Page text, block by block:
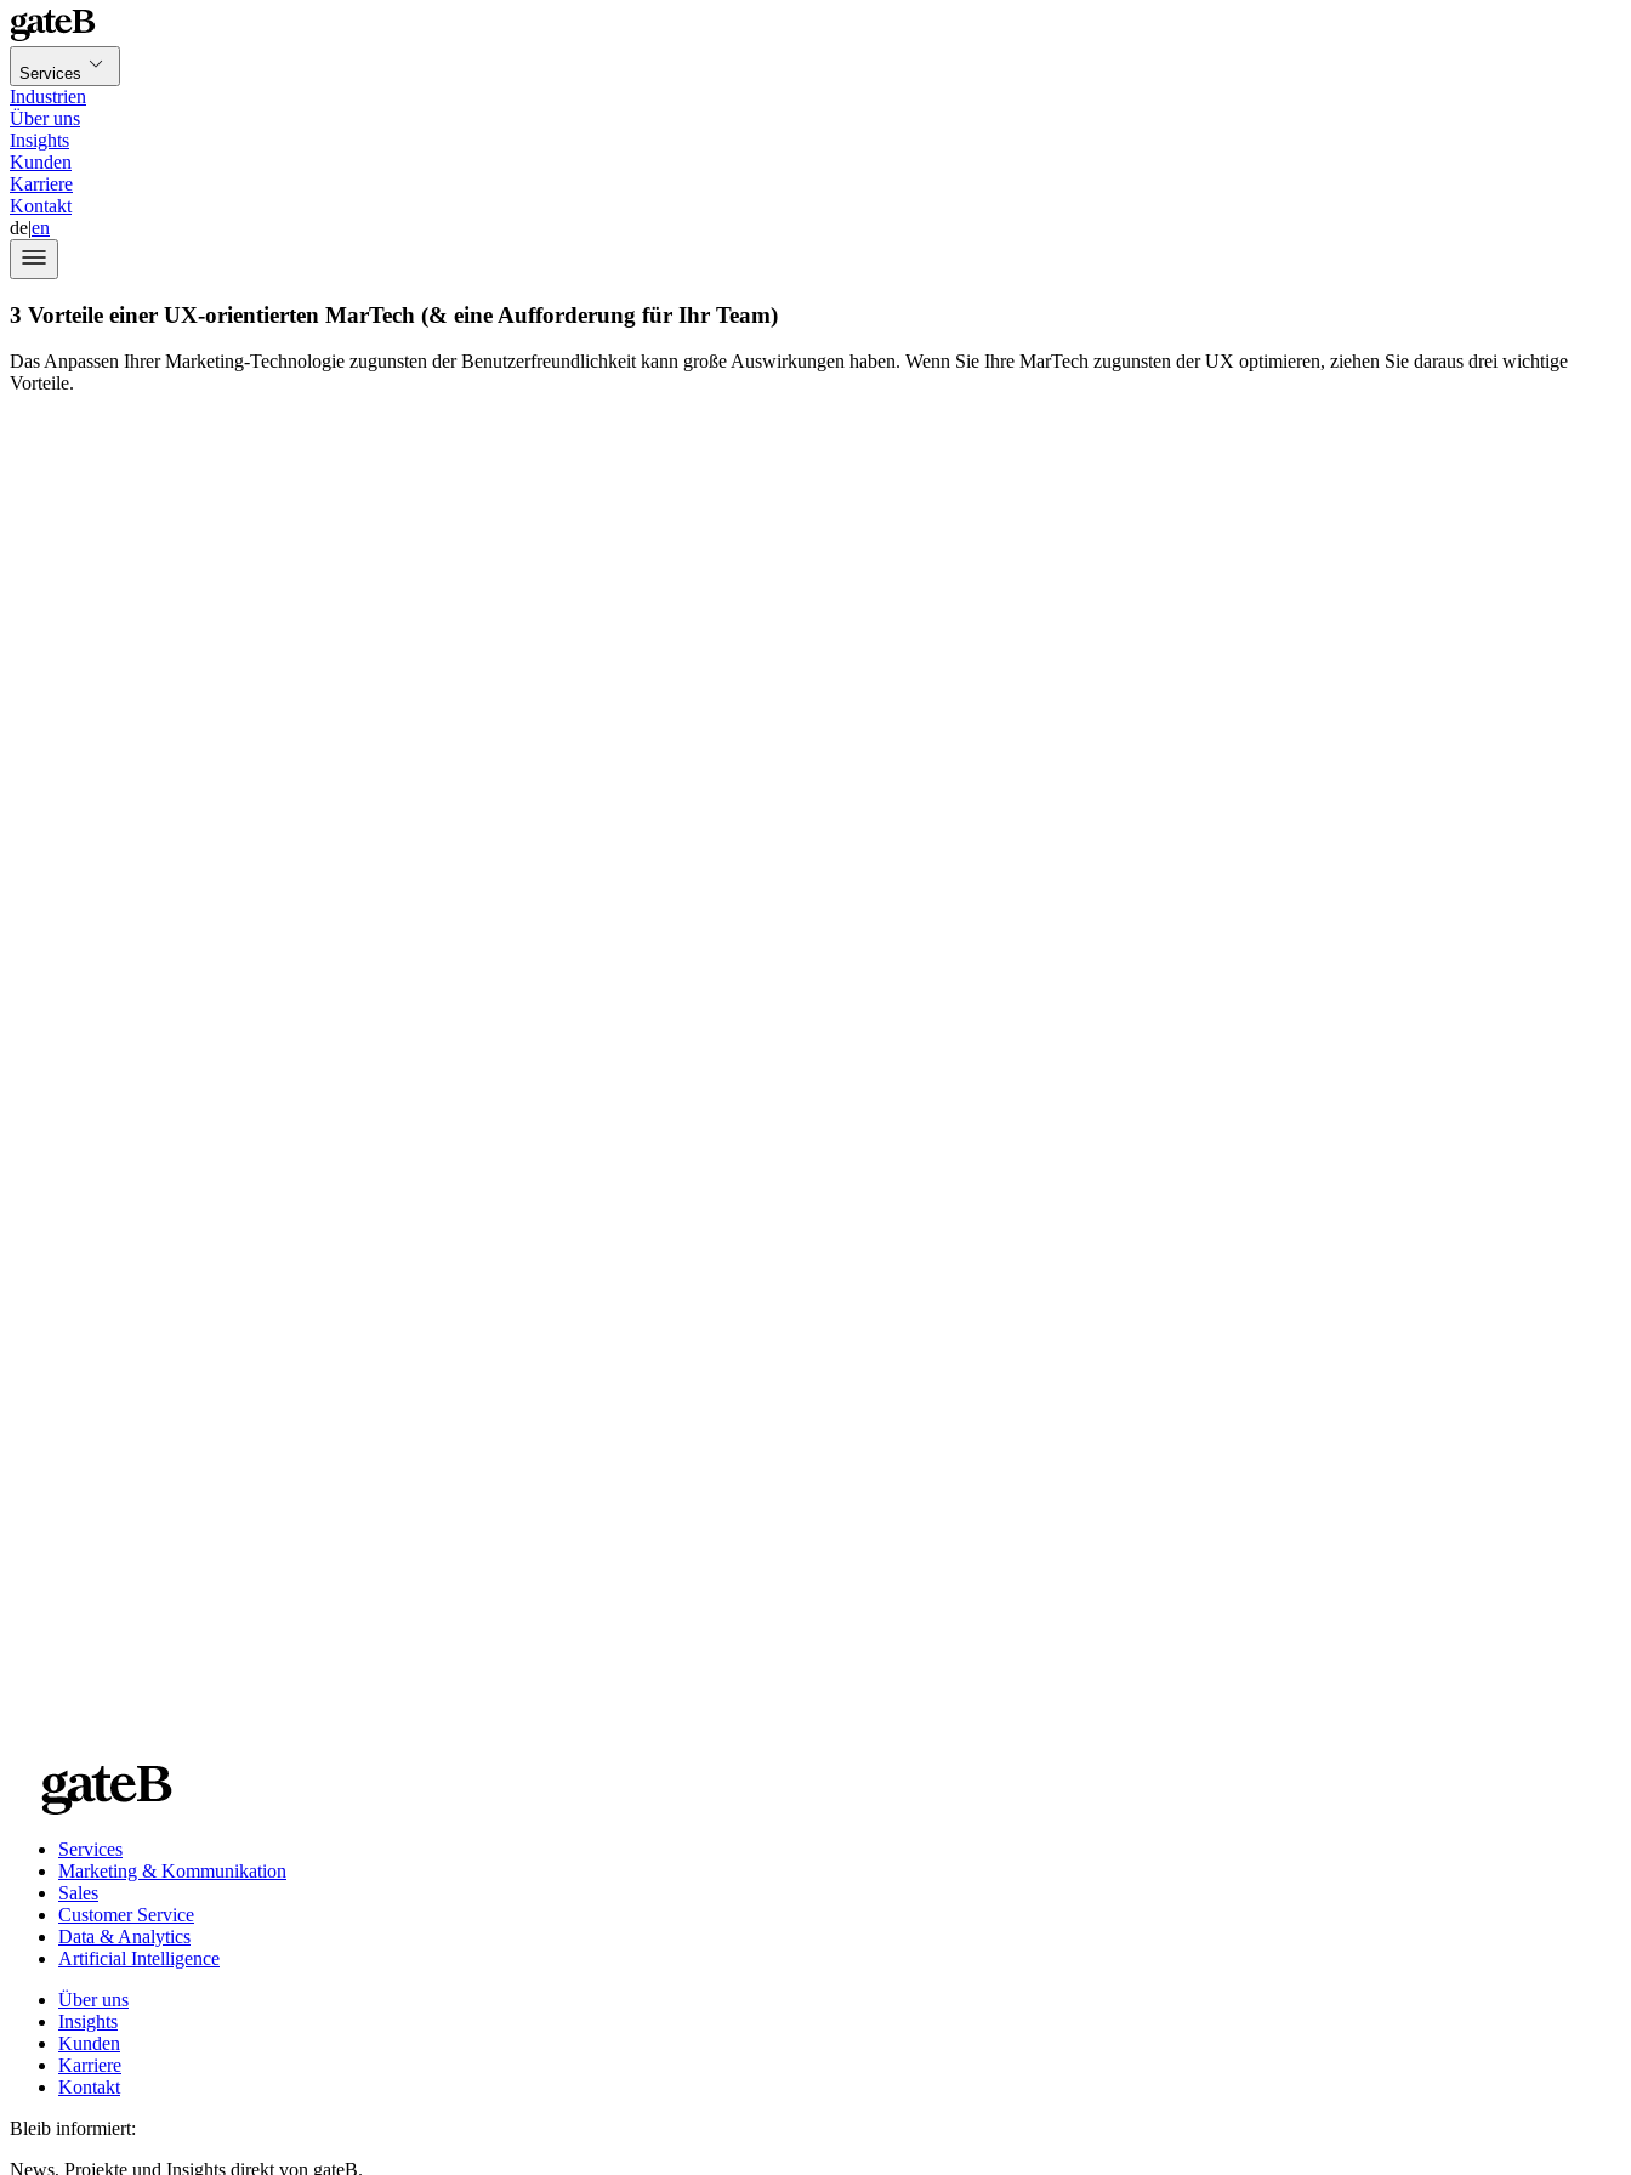
Services
Industrien
Über uns
Insights
Kunden
Karriere
Kontakt
de|en
3 Vorteile einer UX-orientierten MarTech (& eine Aufforderung für Ihr Team)
Das Anpassen Ihrer Marketing-Technologie zugunsten der Benutzerfreundlichkeit kann große Auswirkungen haben. Wenn Sie Ihre MarTech zugunsten der UX optimieren, ziehen Sie daraus drei wichtige
Vorteile.
Services
Marketing & Kommunikation
Sales
Customer Service
Data & Analytics
Artificial Intelligence
Über uns
Insights
Kunden
Karriere
Kontakt
Bleib informiert:
News, Projekte und Insights direkt von gateB.